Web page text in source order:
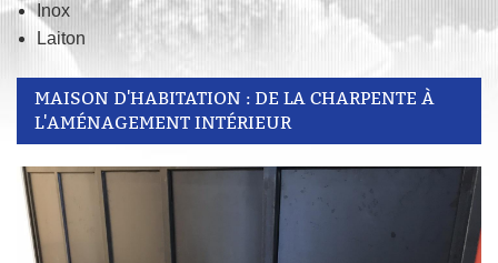
Inox
Laiton
MAISON D'HABITATION : DE LA CHARPENTE À
L'AMÉNAGEMENT INTÉRIEUR